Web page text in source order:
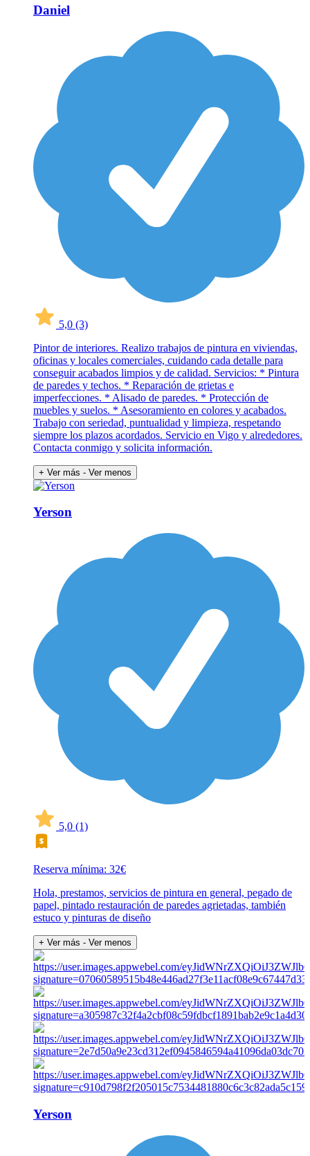
Daniel
5,0 (3)
Pintor de interiores. Realizo trabajos de pintura en viviendas,
oficinas y locales comerciales, cuidando cada detalle para
conseguir acabados limpios y de calidad. Servicios: * Pintura
de paredes y techos. * Reparación de grietas e
imperfecciones. * Alisado de paredes. * Protección de
muebles y suelos. * Asesoramiento en colores y acabados.
Trabajo con seriedad, puntualidad y limpieza, respetando
siempre los plazos acordados. Servicio en Vigo y alrededores.
Contacta conmigo y solicita información.
+ Ver más - Ver menos
Yerson
5,0 (1)
Reserva mínima: 32€
Hola, prestamos, servicios de pintura en general, pegado de
papel, pintado restauración de paredes agrietadas, también
estuco y pinturas de diseño
+ Ver más - Ver menos
Yerson